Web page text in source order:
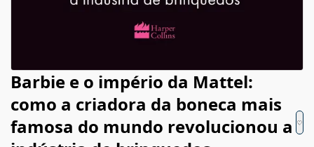
Barbie e o império da Mattel:
como a criadora da boneca mais
famosa do mundo revolucionou a